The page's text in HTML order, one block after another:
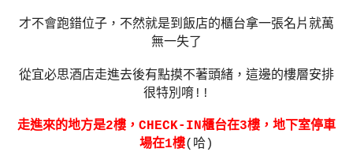
才不會跑錯位子，不然就是到飯店的櫃台拿一張名片就萬
無一失了
從宜必思酒店走進去後有點摸不著頭緒，這邊的樓層安排
很特別唷!!
走進來的地方是2樓，CHECK-IN櫃台在3樓，地下室停車
場在1樓(哈)